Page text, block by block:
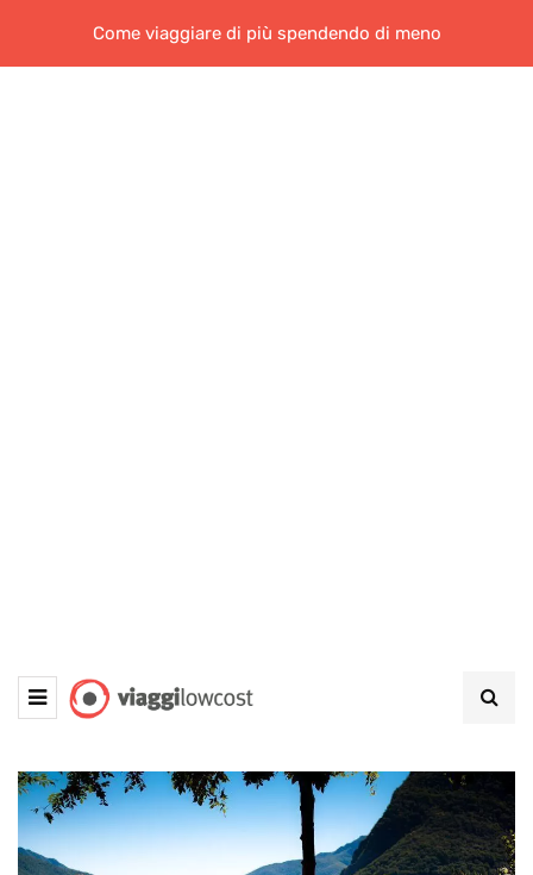
Come viaggiare di più spendendo di meno